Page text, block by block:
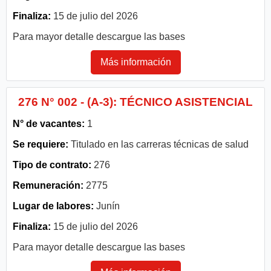
Finaliza: 15 de julio del 2026
Para mayor detalle descargue las bases
Más información
276 N° 002 - (A-3): TÉCNICO ASISTENCIAL
N° de vacantes: 1
Se requiere: Titulado en las carreras técnicas de salud
Tipo de contrato: 276
Remuneración: 2775
Lugar de labores: Junín
Finaliza: 15 de julio del 2026
Para mayor detalle descargue las bases